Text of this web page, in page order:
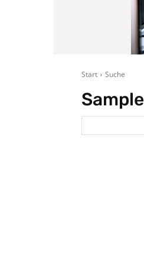
Start Suche
Sample